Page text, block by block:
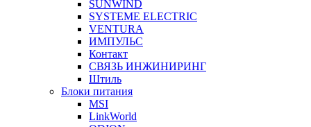
SUNWIND
SYSTEME ELECTRIC
VENTURA
ИМПУЛЬС
Контакт
СВЯЗЬ ИНЖИНИРИНГ
Штиль
Блоки питания
MSI
LinkWorld